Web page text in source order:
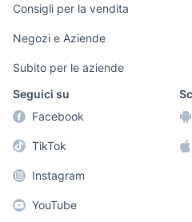
Tutto per i
Consigli per la vendita
Negozi e Aziende
Subito per le aziende
Seguici su
Facebook
TikTok
Instagram
YouTube